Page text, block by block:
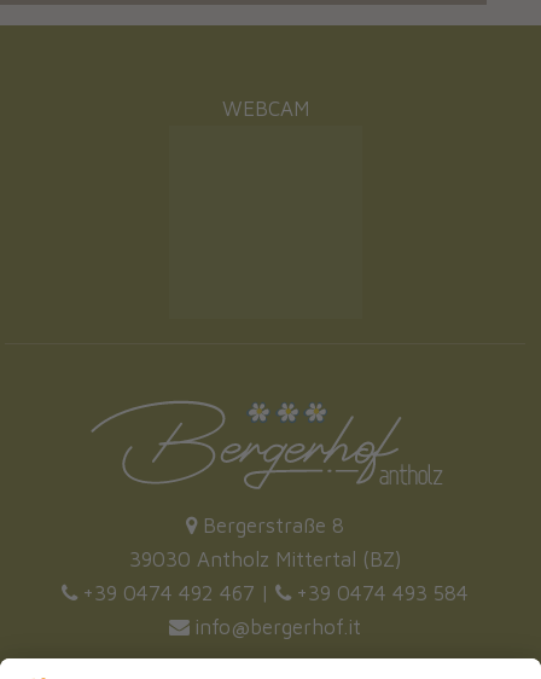
WEBCAM
Bergerstraße 8
39030 Antholz Mittertal (BZ)
+39 0474 492 467 |
+39 0474 493 584
info@bergerhof.it